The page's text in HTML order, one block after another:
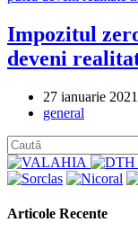
Impozitul
deveni
Post
published:
27 ianuarie 2021
Post
general
Articole Recente